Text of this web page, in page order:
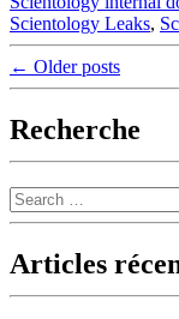
Scientology Leaks,
Post
navigation
← Older posts
Recherche
Search
Articles